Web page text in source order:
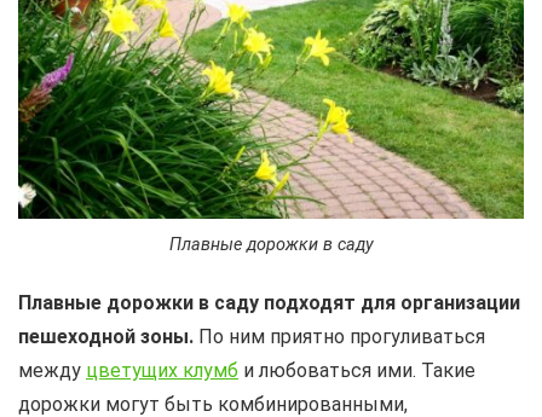
Плавные дорожки в саду
Плавные дорожки в саду подходят для организации
пешеходной зоны. По ним приятно прогуливаться
между цветущих клумб и любоваться ими. Такие
дорожки могут быть комбинированными,